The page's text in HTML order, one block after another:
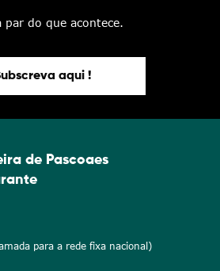
par do que acontece.
aqui !
de Pascoaes
para a rede fixa nacional)